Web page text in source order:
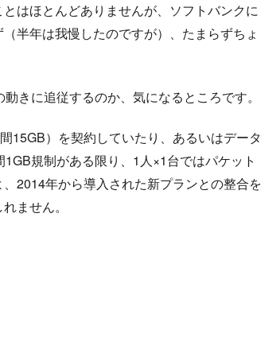
はほとんどありませんが、ソフトバンクに
半年は我慢したのですが）、たまらずちょ
きに追従するのか、気になるところです。
15GB）を契約していたり、あるいはデータ
規制がある限り、1人×1台ではパケット
2014年から導入された新プランとの整合を
ません。